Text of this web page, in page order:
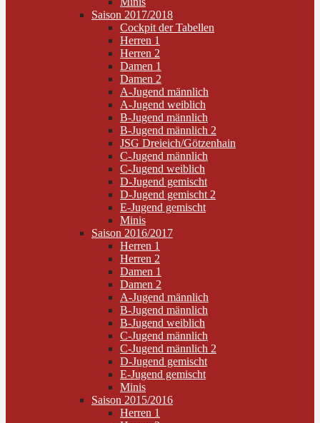
Saison 2017/2018
Cockpit der Tabellen
Herren 1
Herren 2
Damen 1
Damen 2
A-Jugend männlich
A-Jugend weiblich
B-Jugend männlich
B-Jugend männlich 2
JSG Dreieich/Götzenhain
C-Jugend männlich
C-Jugend weiblich
D-Jugend gemischt
D-Jugend gemischt 2
E-Jugend gemischt
Minis
Saison 2016/2017
Herren 1
Herren 2
Damen 1
Damen 2
A-Jugend männlich
B-Jugend männlich
B-Jugend weiblich
C-Jugend männlich
C-Jugend männlich 2
D-Jugend gemischt
E-Jugend gemischt
Minis
Saison 2015/2016
Herren 1